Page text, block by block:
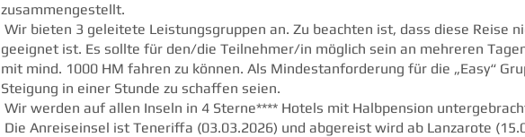
zusammengestellt.
Wir bieten 3 geleitete Leistungsgruppen an. Zu beachten ist, dass diese Reise
geeignet ist. Es sollte für den/die Teilnehmer/in möglich sein an mehreren
mit mind. 1000 HM fahren zu können. Als Mindestanforderung für die „Easy“
Steigung in einer Stunde zu schaffen seien.
Wir werden auf allen Inseln in 4 Sterne**** Hotels mit Halbpension
Die Anreiseinsel ist Teneriffa (03.03.2026) und abgereist wird ab Lanzarote